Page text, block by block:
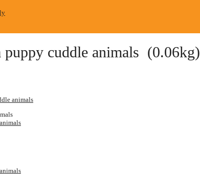
puppy cuddle animals (0.06kg)
animals